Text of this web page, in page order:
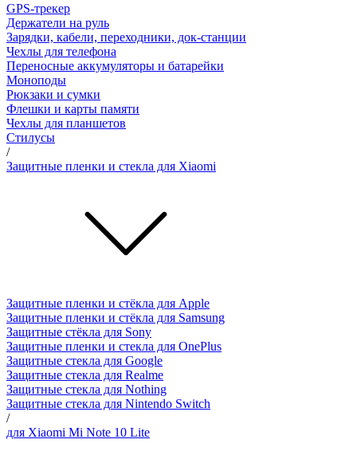
GPS-трекер
Держатели на руль
Зарядки, кабели, переходники, док-станции
Чехлы для телефона
Переносные аккумуляторы и батарейки
Моноподы
Рюкзаки и сумки
Флешки и карты памяти
Чехлы для планшетов
Стилусы
/
Защитные пленки и стекла для Xiaomi
Защитные пленки и стёкла для Apple
Защитные пленки и стёкла для Samsung
Защитные стёкла для Sony
Защитные пленки и стекла для OnePlus
Защитные стекла для Google
Защитные стекла для Realme
Защитные стекла для Nothing
Защитные стекла для Nintendo Switch
/
для Xiaomi Mi Note 10 Lite